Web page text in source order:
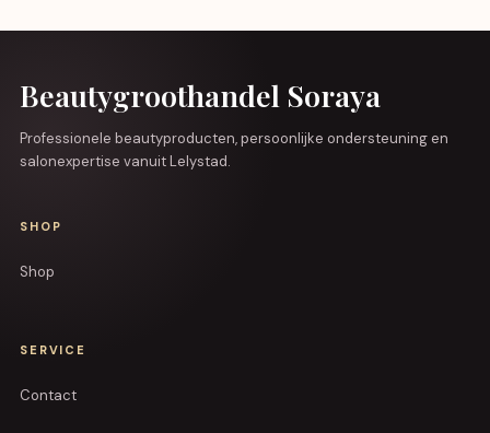
Beautygroothandel Soraya
Professionele beautyproducten, persoonlijke ondersteuning en
salonexpertise vanuit Lelystad.
SHOP
Shop
SERVICE
Contact